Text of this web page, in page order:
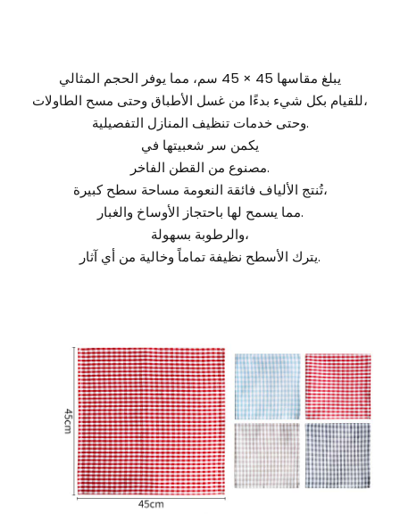
يبلغ مقاسها 45 × 45 سم، مما يوفر الحجم المثالي
للقيام بكل شيء بدءًا من غسل الأطباق وحتى مسح الطاولات،
وحتى خدمات تنظيف المنازل التفصيلية.
يكمن سر شعبيتها في
مصنوع من القطن الفاخر.
تُنتج الألياف فائقة النعومة مساحة سطح كبيرة،
مما يسمح لها باحتجاز الأوساخ والغبار.
والرطوبة بسهولة،
يترك الأسطح نظيفة تماماً وخالية من أي آثار.